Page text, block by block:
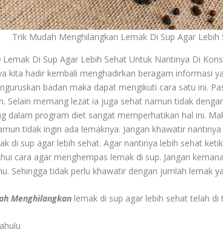
Trik Mudah Menghilangkan Lemak Di Sup Agar Lebih
Lemak Di Sup Agar Lebih Sehat Untuk Nantinya Di
kita hadir kembali menghadirkan beragam informasi
badan maka dapat mengikuti cara satu ini.
Selain memang lezat ia juga sehat namun tidak
dalam program diet sangat memperhatikan hal ini.
tidak ingin ada lemaknya. Jangan khawatir
di sup agar lebih sehat. Agar nantinya lebih sehat
cara agar menghempas lemak di sup. Jangan
Sehingga tidak perlu khawatir dengan jumlah lemak
Menghilangkan lemak di sup agar lebih sehat telah